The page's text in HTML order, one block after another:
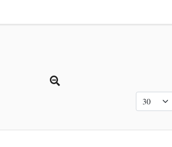
Afficher #